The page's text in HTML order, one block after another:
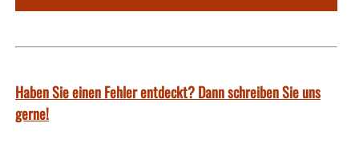
Haben Sie einen Fehler entdeckt? Dann schreiben Sie uns
gerne!